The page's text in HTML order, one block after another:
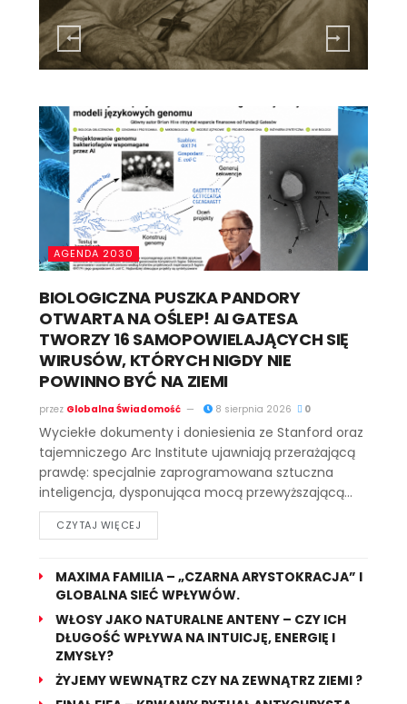
AGENDA 2030
BIOLOGICZNA PUSZKA PANDORY
OTWARTA NA OŚLEP! AI GATESA
TWORZY 16 SAMOPOWIELAJĄCYCH SIĘ
WIRUSÓW, KTÓRYCH NIGDY NIE
POWINNO BYĆ NA ZIEMI
przez Globalna Świadomość 8 sierpnia 2026 0
Wyciekłe dokumenty i doniesienia ze Stanford oraz
tajemniczego Arc Institute ujawniają przerażającą
prawdę: specjalnie zaprogramowana sztuczna
inteligencja, dysponująca mocą przewyższającą...
CZYTAJ WIĘCEJ
MAXIMA FAMILIA – „CZARNA ARYSTOKRACJA” I
GLOBALNA SIEĆ WPŁYWÓW.
WŁOSY JAKO NATURALNE ANTENY – CZY ICH
DŁUGOŚĆ WPŁYWA NA INTUICJĘ, ENERGIĘ I
ZMYSŁY?
ŻYJEMY WEWNĄTRZ CZY NA ZEWNĄTRZ ZIEMI ?